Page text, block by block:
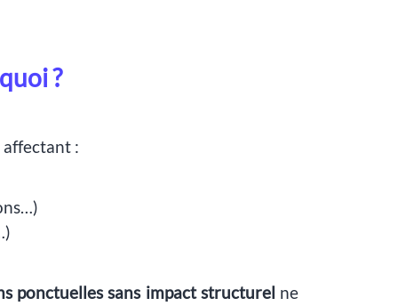
?
affectant :
ponctuelles sans impact structurel ne